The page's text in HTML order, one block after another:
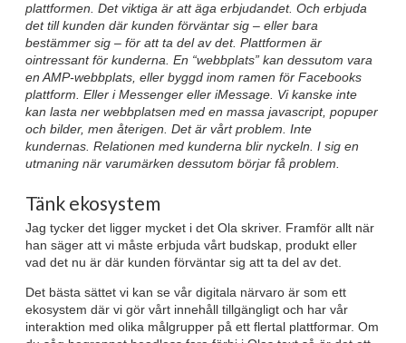
plattformen. Det viktiga är att äga erbjudandet. Och erbjuda
det till kunden där kunden förväntar sig – eller bara
bestämmer sig – för att ta del av det. Plattformen är
ointressant för kunderna. En “webbplats” kan dessutom vara
en AMP-webbplats, eller byggd inom ramen för Facebooks
plattform. Eller i Messenger eller iMessage. Vi kanske inte
kan lasta ner webbplatsen med en massa javascript, popuper
och bilder, men återigen. Det är vårt problem. Inte
kundernas. Relationen med kunderna blir nyckeln. I sig en
utmaning när varumärken dessutom börjar få problem.
Tänk ekosystem
Jag tycker det ligger mycket i det Ola skriver. Framför allt när
han säger att vi måste erbjuda vårt budskap, produkt eller
vad det nu är där kunden förväntar sig att ta del av det.
Det bästa sättet vi kan se vår digitala närvaro är som ett
ekosystem där vi gör vårt innehåll tillgängligt och har vår
interaktion med olika målgrupper på ett flertal plattformar. Om